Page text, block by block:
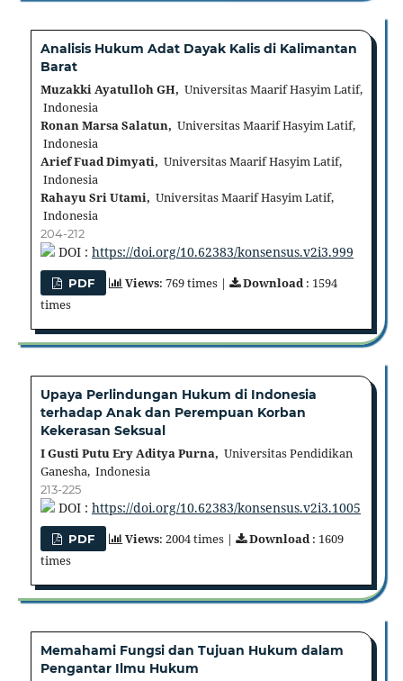
Analisis Hukum Adat Dayak Kalis di Kalimantan
Barat
Muzakki Ayatulloh GH, Universitas Maarif Hasyim Latif,
Indonesia
Ronan Marsa Salatun, Universitas Maarif Hasyim Latif,
Indonesia
Arief Fuad Dimyati, Universitas Maarif Hasyim Latif,
Indonesia
Rahayu Sri Utami, Universitas Maarif Hasyim Latif,
Indonesia
204-212
DOI : https://doi.org/10.62383/konsensus.v2i3.999
PDF Views: 769 times | Download: 1594
times
Upaya Perlindungan Hukum di Indonesia
terhadap Anak dan Perempuan Korban
Kekerasan Seksual
I Gusti Putu Ery Aditya Purna, Universitas Pendidikan
Ganesha, Indonesia
213-225
DOI : https://doi.org/10.62383/konsensus.v2i3.1005
PDF Views: 2004 times | Download: 1609
times
Memahami Fungsi dan Tujuan Hukum dalam
Pengantar Ilmu Hukum